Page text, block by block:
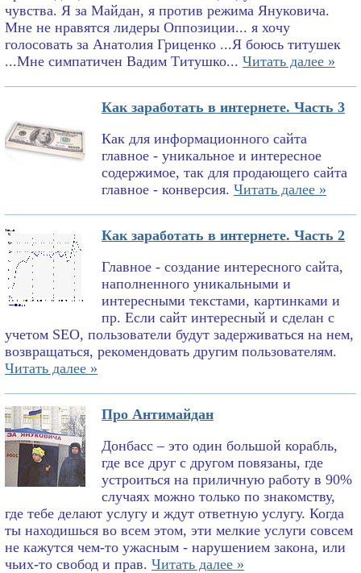
чувства. Я за Майдан, я против режима Януковича.
Мне не нравятся лидеры Оппозиции... я хочу
голосовать за Анатолия Гриценко ...Я боюсь титушек
...Мне симпатичен Вадим Титушко... Читать далее »
Как заработать в интернете. Часть 3
Как для информационного сайта
главное - уникальное и интересное
содержимое, так для продающего сайта
главное - конверсия. Читать далее »
Как заработать в интернете. Часть 2
Главное - создание интересного сайта,
наполненного уникальными и
интересными текстами, картинками и
пр. Если сайт интересный и сделан с
учетом SEO, пользователи будут задерживаться на нем,
возвращаться, рекомендовать другим пользователям.
Читать далее »
Про Антимайдан
Донбасс – это один большой корабль,
где все друг с другом повязаны, где
устроиться на приличную работу в 90%
случаях можно только по знакомству,
где тебе делают услугу и ждут ответную услугу. Когда
ты находишься во всем этом, эти мелкие услуги совсем
не кажутся чем-то ужасным - нарушением закона, или
чьих-то свобод и прав. Читать далее »